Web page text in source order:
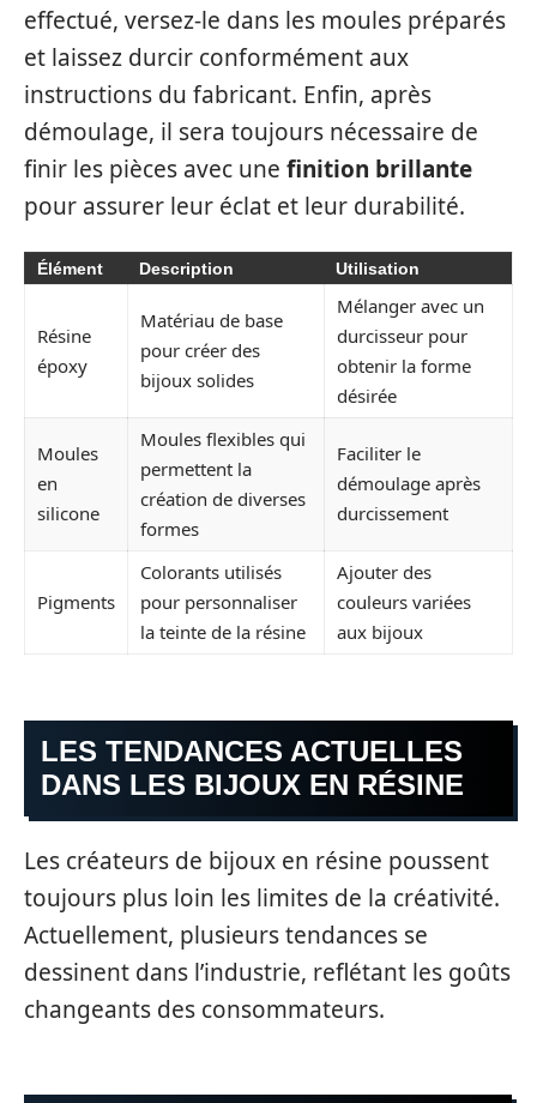
effectué, versez-le dans les moules préparés
et laissez durcir conformément aux
instructions du fabricant. Enfin, après
démoulage, il sera toujours nécessaire de
finir les pièces avec une finition brillante
pour assurer leur éclat et leur durabilité.
Élément Description Utilisation
Résine
époxy
Matériau de base
pour créer des
bijoux solides
Mélanger avec un
durcisseur pour
obtenir la forme
désirée
Moules
en
silicone
Moules flexibles qui
permettent la
création de diverses
formes
Faciliter le
démoulage après
durcissement
Pigments
Colorants utilisés
pour personnaliser
la teinte de la résine
Ajouter des
couleurs variées
aux bijoux
LES TENDANCES ACTUELLES
DANS LES BIJOUX EN RÉSINE
Les créateurs de bijoux en résine poussent
toujours plus loin les limites de la créativité.
Actuellement, plusieurs tendances se
dessinent dans l’industrie, reflétant les goûts
changeants des consommateurs.